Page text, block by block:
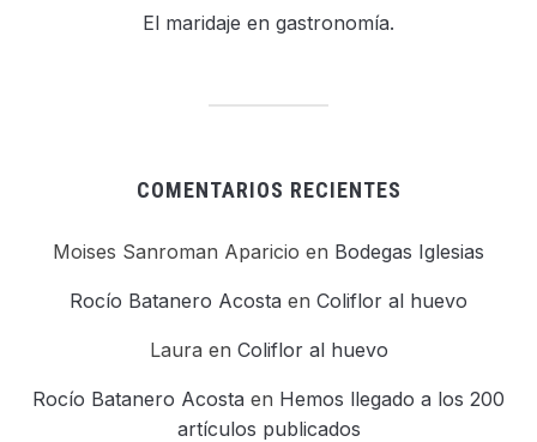
El maridaje en gastronomía.
COMENTARIOS RECIENTES
Moises Sanroman Aparicio en Bodegas Iglesias
Rocío Batanero Acosta en Coliflor al huevo
Laura en Coliflor al huevo
Rocío Batanero Acosta en Hemos llegado a los 200
artículos publicados